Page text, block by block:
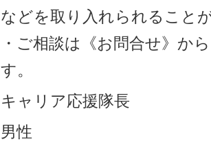
などを取り入れられること
・ご相談は《お問合せ》か
す。
キャリア応援隊長
男性